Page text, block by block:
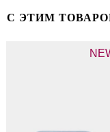
С ЭТИМ